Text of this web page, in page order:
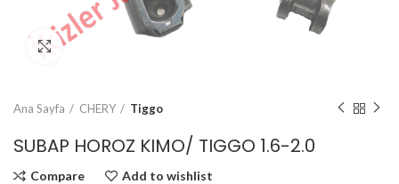
Click to enlarge
Ana Sayfa CHERY Tiggo
SUBAP HOROZ KIMO/ TIGGO 1.6-2.0
Compare Add to wishlist